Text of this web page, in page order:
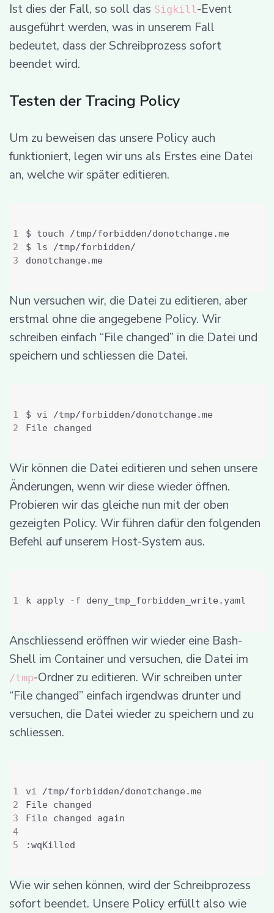
Ist dies der Fall, so soll das Sigkill-Event
ausgeführt werden, was in unserem Fall
bedeutet, dass der Schreibprozess sofort
beendet wird.
Testen der Tracing Policy
Um zu beweisen das unsere Policy auch
funktioniert, legen wir uns als Erstes eine Datei
an, welche wir später editieren.
Nun versuchen wir, die Datei zu editieren, aber
erstmal ohne die angegebene Policy. Wir
schreiben einfach “File changed” in die Datei und
speichern und schliessen die Datei.
Wir können die Datei editieren und sehen unsere
Änderungen, wenn wir diese wieder öffnen.
Probieren wir das gleiche nun mit der oben
gezeigten Policy. Wir führen dafür den folgenden
Befehl auf unserem Host-System aus.
Anschliessend eröffnen wir wieder eine Bash-
Shell im Container und versuchen, die Datei im
/tmp-Ordner zu editieren. Wir schreiben unter
“File changed” einfach irgendwas drunter und
versuchen, die Datei wieder zu speichern und zu
schliessen.
4
Wie wir sehen können, wird der Schreibprozess
sofort beendet. Unsere Policy erfüllt also wie